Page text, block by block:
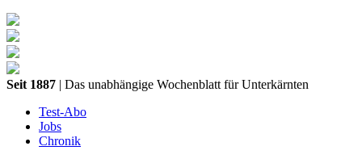
Seit 1887 | Das unabhängige Wochenblatt für Unterkärnten
Test-Abo
Jobs
Chronik